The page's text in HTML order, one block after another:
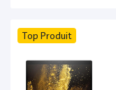
Top Produit